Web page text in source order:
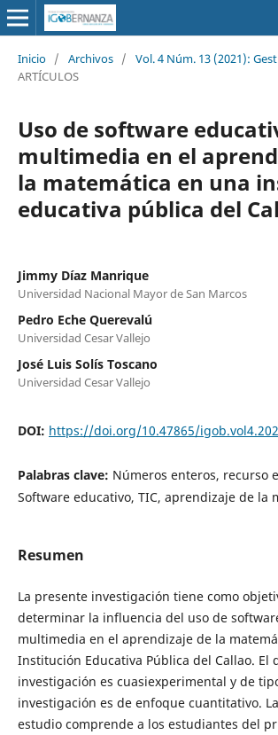
Inicio / Archivos / Vol. 4 Núm. 13 (2021):
ARTÍCULOS
Uso de software
multimedia en el
la matemática en una
educativa pública del
Jimmy Díaz Manrique
Universidad Nacional Mayor de San Marcos
Pedro Eche Querevalú
Universidad Cesar Vallejo
José Luis Solís Toscano
Universidad Cesar Vallejo
DOI: https://doi.org/10.47865/
Palabras clave: Números enteros, recurso
Software educativo, TIC, aprendizaje de la
Resumen
La presente investigación tiene como
determinar la influencia del uso de
multimedia en el aprendizaje de la
Institución Educativa Pública del Callao. El
investigación es cuasiexperimental y de
investigación es de enfoque cuantitativo.
estudio comprende a los estudiantes del